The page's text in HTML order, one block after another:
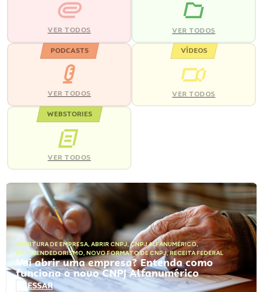
VER TODOS VER TODOS
PODCASTS
VER TODOS
VÍDEOS
VER TODOS
WEBSTORIES
VER TODOS
ABERTURA DE EMPRESA, ABRIR CNPJ,CNPJ ALFANUMÉRICO,
EMPREENDEDORISMO, NOVO FORMATO DE CNPJ,RECEITA FEDERAL
Vai abrir uma empresa? Entenda como
funciona o novo CNPJ Alfanumérico
ACESSAR